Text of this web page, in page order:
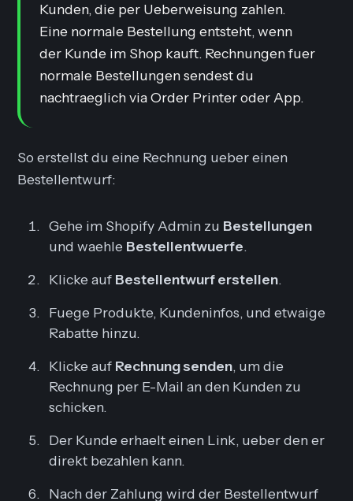
Kunden, die per Ueberweisung zahlen.
Eine normale Bestellung entsteht, wenn
der Kunde im Shop kauft. Rechnungen fuer
normale Bestellungen sendest du
nachtraeglich via Order Printer oder App.
So erstellst du eine Rechnung ueber einen
Bestellentwurf:
Gehe im Shopify Admin zu Bestellungen
und waehle Bestellentwuerfe.
Klicke auf Bestellentwurf erstellen.
Fuege Produkte, Kundeninfos, und etwaige
Rabatte hinzu.
Klicke auf Rechnung senden, um die
Rechnung per E-Mail an den Kunden zu
schicken.
Der Kunde erhaelt einen Link, ueber den er
direkt bezahlen kann.
Nach der Zahlung wird der Bestellentwurf